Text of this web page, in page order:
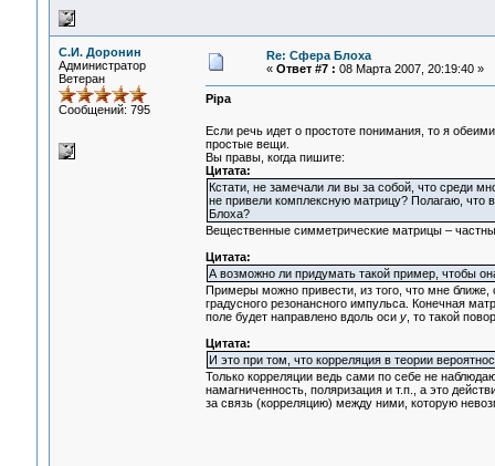
С.И. Доронин
Администратор
Ветеран
Сообщений: 795
Re: Сфера Блоха
« Ответ #7 : 08 Марта 2007, 20:19:40 »
Pipa
Если речь идет о простоте понимания, то я
простые вещи.
Вы правы, когда пишите:
Цитата:
Кстати, не замечали ли вы за собой, что среди
не привели комплексную матрицу? Полагаю, что
Блоха?
Вещественные симметрические матрицы –
Цитата:
А возможно ли придумать такой пример, чтобы
Примеры можно привести, из того, что мне
градусного резонансного импульса. Конечная
поле будет направлено вдоль оси y, то такой
Цитата:
И это при том, что корреляция в теории
Только корреляции ведь сами по себе не
намагниченность, поляризация и т.п., а это
за связь (корреляцию) между ними, которую